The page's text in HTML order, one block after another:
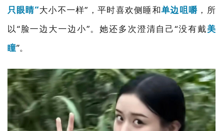
只眼睛“大小不一样”，平时喜欢侧睡和单边咀嚼 ，所
以“脸一边大一边小”。她还多次澄清自己“没有戴美
瞳”。